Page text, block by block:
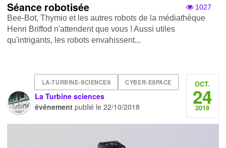
1027
Séance robotisée
Bee-Bot, Thymio et les autres robots de la médiathèque
Henri Briffod n'attendent que vous ! Aussi utiles
qu'intrigants, les robots envahissent...
LA-TURBINE-SCIENCES CYBER-ESPACE
La Turbine sciences
événement publié le22/10/2018
OCT.
24
2018